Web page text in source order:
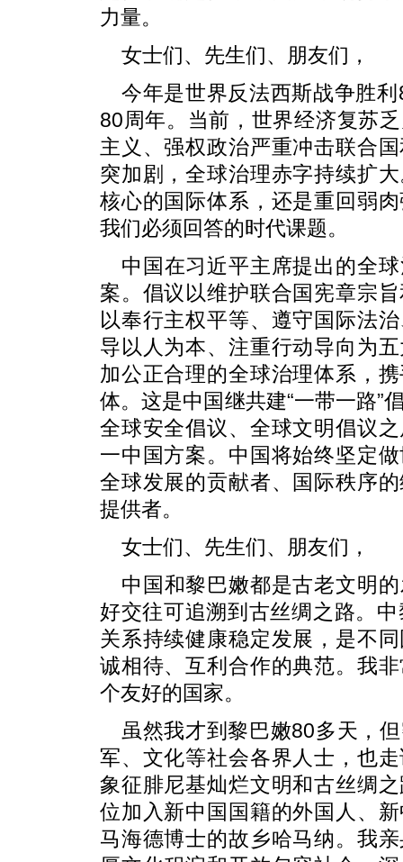
力量。
女士们、先生们、朋友们，
今年是世界反法西斯战争胜
80周年。当前，世界经济复苏
主义、强权政治严重冲击联合
突加剧，全球治理赤字持续扩
核心的国际体系，还是重回弱
我们必须回答的时代课题。
中国在习近平主席提出的全
案。倡议以维护联合国宪章宗
以奉行主权平等、遵守国际法
导以人为本、注重行动导向为
加公正合理的全球治理体系，
体。这是中国继共建“一带一路”
全球安全倡议、全球文明倡议
一中国方案。中国将始终坚定
全球发展的贡献者、国际秩序
提供者。
女士们、先生们、朋友们，
中国和黎巴嫩都是古老文明
好交往可追溯到古丝绸之路。
关系持续健康稳定发展，是不
诚相待、互利合作的典范。我
个友好的国家。
虽然我才到黎巴嫩80多天，
军、文化等社会各界人士，也
象征腓尼基灿烂文明和古丝绸
位加入新中国国籍的外国人、
马海德博士的故乡哈马纳。我